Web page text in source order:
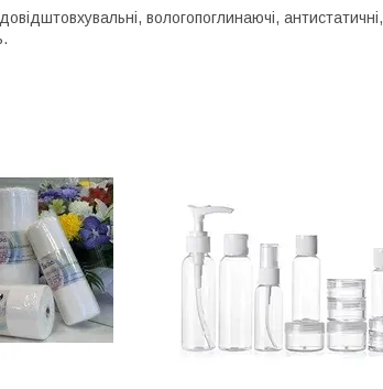
вологопоглинаючі, антистатичні,